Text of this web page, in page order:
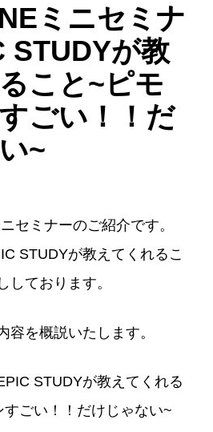
ミニセミナ
STUDYが教
こと~ピモ
ごい！！だ
~
セミナーのご紹介です。
STUDYが教えてくれるこ
しております。
容を概説いたします。
STUDYが教えてくれる
ごい！！だけじゃない~